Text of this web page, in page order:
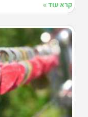
קרא עוד »